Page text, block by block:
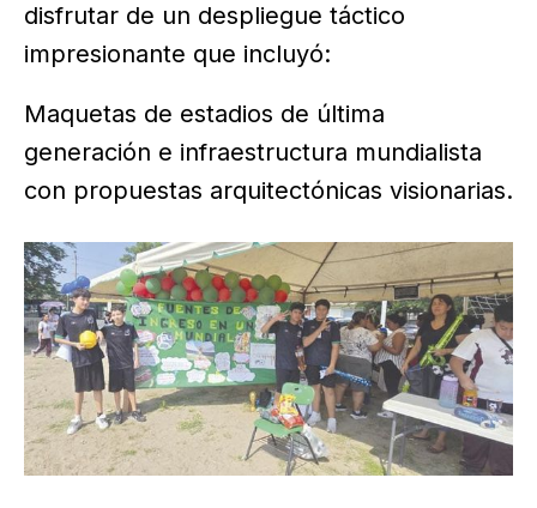
disfrutar de un despliegue táctico
impresionante que incluyó:
Maquetas de estadios de última
generación e infraestructura mundialista
con propuestas arquitectónicas visionarias.